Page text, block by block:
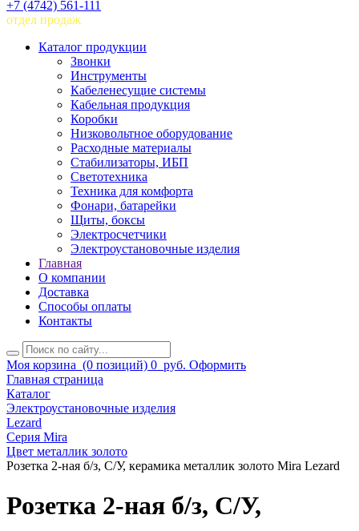
+7 (4742) 561-111
отдел продаж
Каталог продукции
Звонки
Инструменты
Кабеленесущие системы
Кабельная продукция
Коробки
Низковольтное оборудование
Расходные материалы
Стабилизаторы, ИБП
Светотехника
Техника для комфорта
Фонари, батарейки
Щиты, боксы
Электросчетчики
Электроустановочные изделия
Главная
О компании
Доставка
Способы оплаты
Контакты
Моя корзина (0 позиций) 0 руб. Оформить
Главная страница
Каталог
Электроустановочные изделия
Lezard
Серия Mira
Цвет металлик золото
Розетка 2-ная б/з, С/У, керамика металлик золото Mira Lezard
Розетка 2-ная б/з, С/У,